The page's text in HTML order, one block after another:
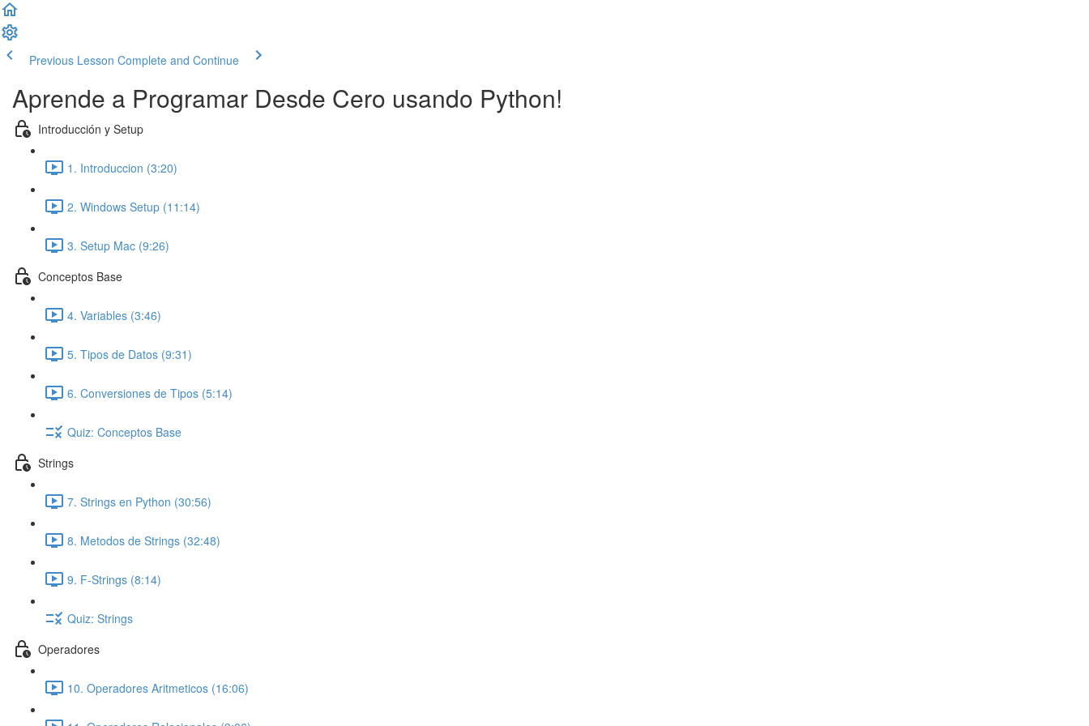
Previous Lesson Complete and Continue
Aprende a Programar Desde Cero usando Python!
Introducción y Setup
1. Introduccion (3:20)
2. Windows Setup (11:14)
3. Setup Mac (9:26)
Conceptos Base
4. Variables (3:46)
5. Tipos de Datos (9:31)
6. Conversiones de Tipos (5:14)
Quiz: Conceptos Base
Strings
7. Strings en Python (30:56)
8. Metodos de Strings (32:48)
9. F-Strings (8:14)
Quiz: Strings
Operadores
10. Operadores Aritmeticos (16:06)